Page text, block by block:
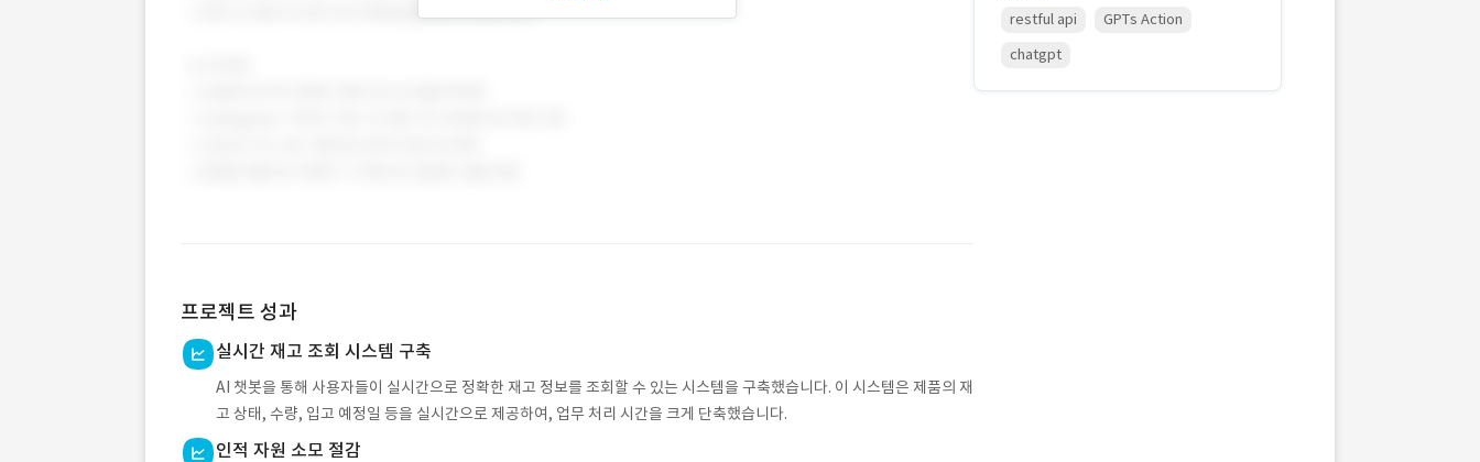
프로젝트 성과
실시간 재고 조회 시스템 구축
AI 챗봇을 통해 사용자들이 실시간으로 정확한 재고 정보를 조회할 수 있는 시스템을 구축했습니다. 이 시스템은 제품의 재
고 상태, 수량, 입고 예정일 등을 실시간으로 제공하여, 업무 처리 시간을 크게 단축했습니다.
인적 자원 소모 절감
restful api
GPTs Action
chatgpt